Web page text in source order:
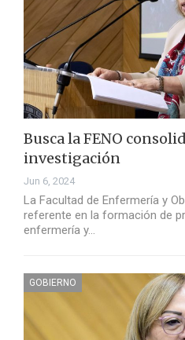
Busca la FENO
investigación
Jun 6, 2024
La Facultad de Enfermería y
referente en la formación de
enfermería y…
GOBIERNO